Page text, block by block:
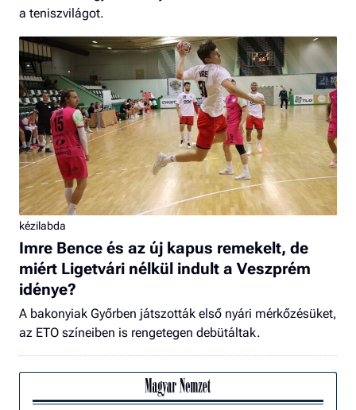
a teniszvilágot.
kézilabda
Imre Bence és az új kapus remekelt, de
miért Ligetvári nélkül indult a Veszprém
idénye?
A bakonyiak Győrben játszották első nyári mérkőzésüket,
az ETO színeiben is rengetegen debütáltak.